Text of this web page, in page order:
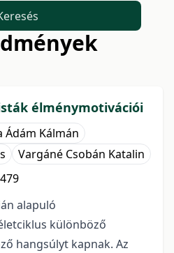
élménymotivációi
Ádám Kálmán
Vargáné Csobán Katalin
479
alapuló
különböző
hangsúlyt kapnak. Az